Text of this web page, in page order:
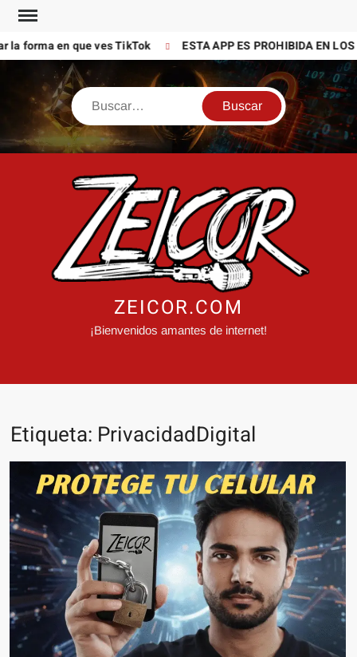
Saltar
contenido
forma en que ves TikTok ESTA APP ES PROHIBIDA EN LOS
Buscar
ZEICOR.COM
¡Bienvenidos amantes de internet!
Etiqueta: PrivacidadDigital